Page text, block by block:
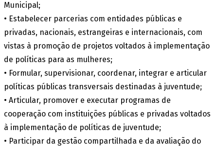
Municipal;
• Estabelecer parcerias com entidades públicas e
privadas, nacionais, estrangeiras e internacionais, com
vistas à promoção de projetos voltados à implementação
de políticas para as mulheres;
• Formular, supervisionar, coordenar, integrar e articular
políticas públicas transversais destinadas à juventude;
• Articular, promover e executar programas de
cooperação com instituições públicas e privadas voltados
à implementação de políticas de juventude;
• Participar da gestão compartilhada e da avaliação do